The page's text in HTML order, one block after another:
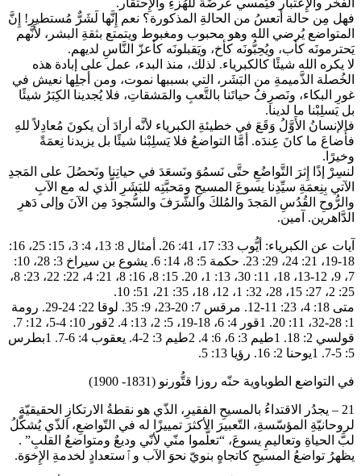
الفخر والإِعتبار فيُمسي عُرضَةً للهُزءِ والإِحتقار.
فهل مِن حالة أتعسُ من الحالةِ المذكورة؟ نعم إِنَّها لَشَرٌّ مُستطير! إِنَّ
المتواضع يُرضي الله وهو محبوب ومغبوط ويتمتع بثقةِ البشر، لأَنَّهم
يَحترمونَه كأب، ويُحِبُّونَه كأخ، ويَقبلونَه كأعزّ النَّاسِ لديهم.
لا يكره الله شيئًا كالكبرياء. لذلك، منذ البدء، عمل على إبادة هذه
الخُصلة الذَّميمةِ من البَشَر، التي بسببها نموت، ومن أجلِها نعيش في
غورِ البكاء، ونَصرِفُ حياتَنا بالتَّعبِ والمَشقاتِ، فلا يُجدينا الكِبَرُ شيئًا
بل يَسلِبْنا ما لدينا.
فالإنسانُ الأَوَّلُ وَقَعَ في خطيئةِ الكبرياء لأنَّه أرادَ أن يكونَ مُعادِلاً للهِ
فأَضاعَ ما كانَ عِندَه. أمَّا التواضعُ فلا يَسلِبْنا شيئًا بل يزيدنا نِعمَةً
وخيرًا.
لنسِرْ إذًا إِثرَ التَّواضُعِ حتَّى نَسمُوَ ونَسعَدَ في حياتِنا ونَحصُلَ على المَجدِ
الآتي بِنِعمَةِ سيِّدِنا يسوعَ المسيحِ ومَحبَّتِه للبَشَرِ الَّذي له مع الآبِ
والرُّوحِ القُدُسِ المَجدَ والمُلكَ والشَّرَفَ والسُّجودَ مِن الآنَ وإلى دَهرِ
الدَّاهرين. آمين.
آيات عن الكبرياء: أيُّوب 33: 17، 41: 26. أمثال 8: 13، 4: 3، 15: 25، 16:
18-19، 21: 24، 29: 23. حكمة 5: 8، 14: 6. يشوع بن سيراخ 3: 28، 10:
7، 9، 12-13، 18، 11: 30، 13: 1، 20. 15: 8، 16: 8، 21: 4، 22: 22، 23: 8،
25: 2، 27: 15، 28، 32: 1، 12، 18، 35: 21، 51: 10.
متى 18: 4، 23: 11-12. مرقس 7: 20-23، 9: 35. لوقا 22: 24-29. رومة
1: 28-32، 11: 20. 1قور 4: 6، 18-19، 5: 2، 13: 4. 2قور 10: 4-5، 12: 7.
قولسي 2: 18. 1طيم 3: 6، 6: 4. 2طيم 3: 2-4. يعقوب 4: 6-7. 1بطرس
5: 5-7. 1يوحنا 2: 16. رؤيا 13: 5.
في التواضع الطوباوية حنّه روزا قتُّورنو (1831- 1900)
21 – يجدُر الاقتداءُ بالمسيحِ الفقيرِ، الذّي هو نقطةُ الارتكازِ الحقيقيّةِ
لروحانيّةِ المؤسّسةِ، التّعبيرَ الأكثرَ تمييزًا له في التّواضعِ، الذّي يُشكّلُ
لبَّ الحياةِ وتعاليمِ يسوعَ، “تعلَّموا منّي لأنّي وديعٌ ومتواضعُ القلبِ” .
يظهرُ تواضعُ المسيحِ كاتجاهٍ بنويّ نحوَ الآب وٱستعدادٍ لخدمةِ الإِخوَة.